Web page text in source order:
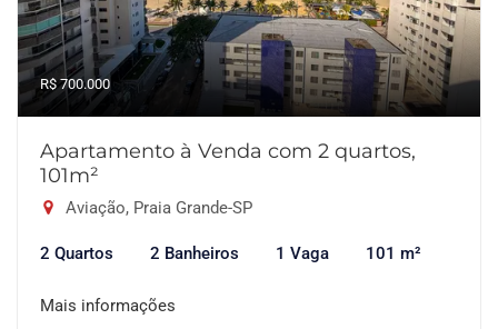
R$ 700.000
Apartamento à Venda com 2 quartos,
101m²
Aviação, Praia Grande-SP
2 Quartos 2 Banheiros 1 Vaga 101 m²
Mais informações